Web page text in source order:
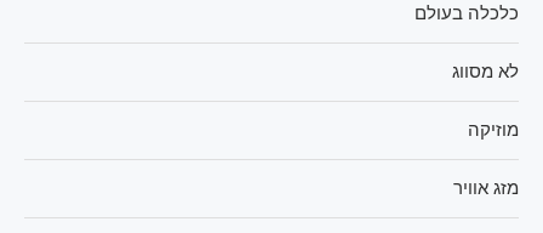
כלכלה בעולם
לא מסווג
מוזיקה
מזג אוויר